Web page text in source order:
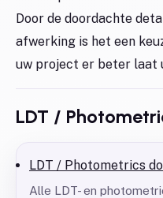
Door de doordachte
afwerking is het een
uw project er beter laat
LDT /
LDT / Photometrics
Alle LDT- en